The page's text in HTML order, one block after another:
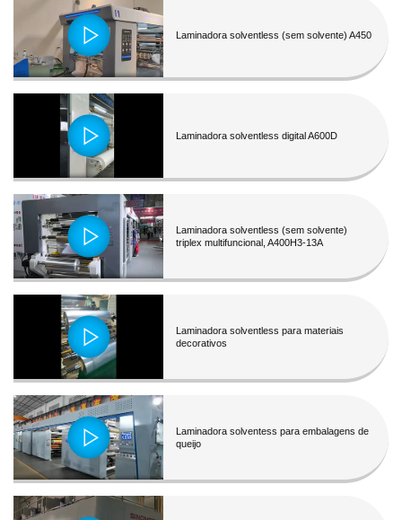
Laminadora solventless (sem solvente) A450
Laminadora solventless digital A600D
Laminadora solventless (sem solvente)
triplex multifuncional, A400H3-13A
Laminadora solventless para materiais
decorativos
Laminadora solventess para embalagens de
queijo